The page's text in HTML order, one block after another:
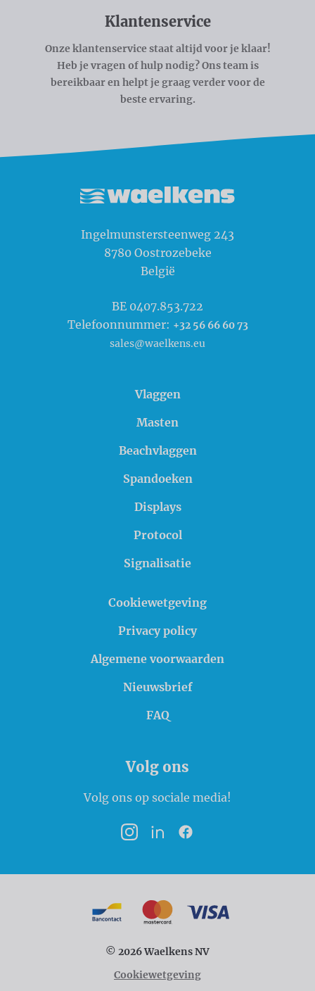
Klantenservice
Onze klantenservice staat altijd voor je klaar!
Heb je vragen of hulp nodig? Ons team is
bereikbaar en helpt je graag verder voor de
beste ervaring.
Ingelmunstersteenweg 243
8780 Oostrozebeke
België
BE 0407.853.722
Telefoonnummer: +32 56 66 60 73
sales@waelkens.eu
Vlaggen
Masten
Beachvlaggen
Spandoeken
Displays
Protocol
Signalisatie
Cookiewetgeving
Privacy policy
Algemene voorwaarden
Nieuwsbrief
FAQ
Volg ons
Volg ons op sociale media!
InstagramLinkedInFacebook
© 2026 Waelkens NV
Cookiewetgeving
Betaalmogelijkheden
BancontactMasterCard
VISA